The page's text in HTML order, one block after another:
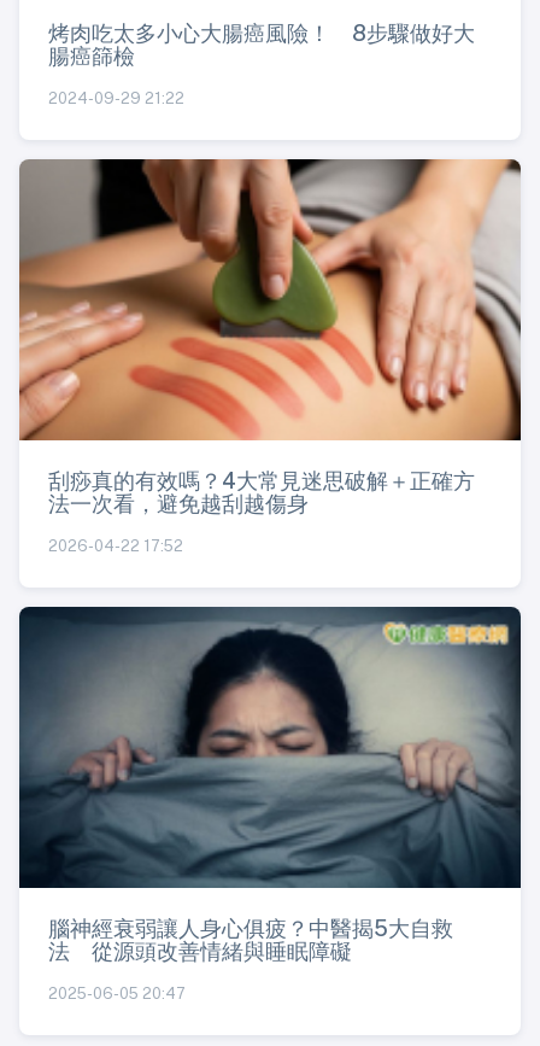
烤肉吃太多小心大腸癌風險！ 8步驟做好大
腸癌篩檢
2024-09-29 21:22
刮痧真的有效嗎？4大常見迷思破解＋正確方
法一次看，避免越刮越傷身
2026-04-22 17:52
腦神經衰弱讓人身心俱疲？中醫揭5大自救
法 從源頭改善情緒與睡眠障礙
2025-06-05 20:47